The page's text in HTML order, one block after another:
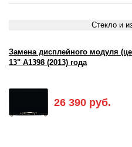
Стекло и
26 390 руб.
Замена дисплейного модуля
13" A1398 (2013) года